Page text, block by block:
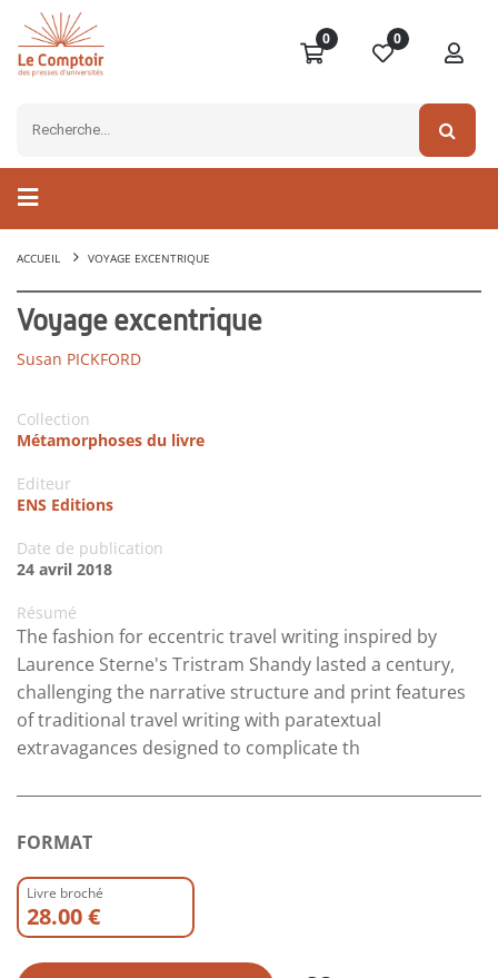
0 0
ACCUEIL VOYAGE EXCENTRIQUE
Voyage excentrique
Susan PICKFORD
Collection
Métamorphoses du livre
Editeur
ENS Editions
Date de publication
24 avril 2018
Résumé
The fashion for eccentric travel writing inspired by
Laurence Sterne's Tristram Shandy lasted a century,
challenging the narrative structure and print features
of traditional travel writing with paratextual
extravagances designed to complicate th
FORMAT
Livre broché
28.00 €